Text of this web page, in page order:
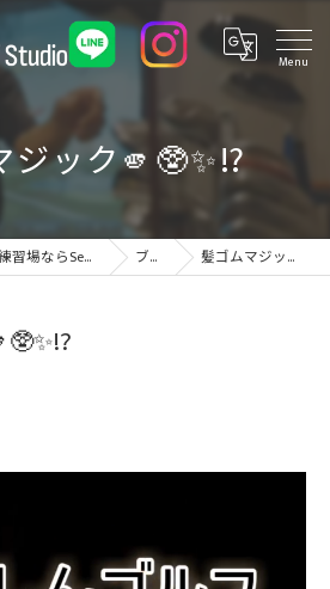
ジック🫵🥸✨️⁉️
宮崎県都城市のゴルフ練習場ならSenshin Golf Studio 24 ブログ 髪ゴムマジック🫵🥸✨️⁉️